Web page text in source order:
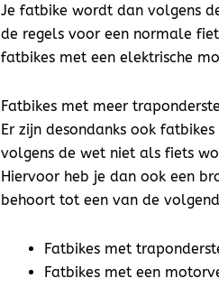
Je fatbike wordt dan volgens
de regels voor een normale
fatbikes met een elektrische
Fatbikes met meer
Er zijn desondanks ook
volgens de wet niet als fiets
Hiervoor heb je dan ook een
behoort tot een van de
Fatbikes met
Fatbikes met een